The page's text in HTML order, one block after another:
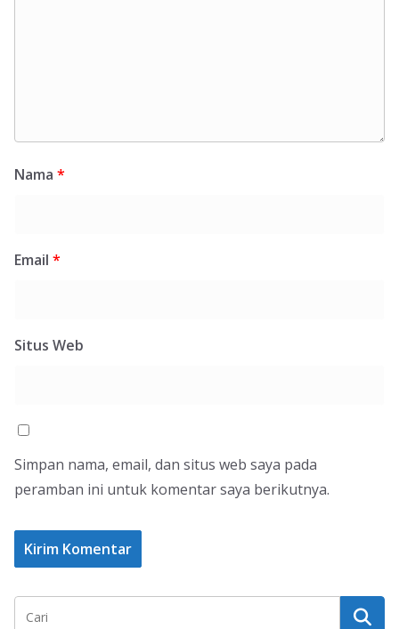
Nama *
Email *
Situs Web
Simpan nama, email, dan situs web saya pada
peramban ini untuk komentar saya berikutnya.